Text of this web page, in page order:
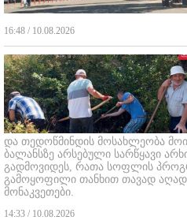
16:48 / 10.08.2026
და თედოწმინდის მოსახლეობა
ბალანსზე არსებული სარწყავი
გადმოვიდეს, რათა სოფლის
გამოყოფილი თანხით თავად
მონაკვეთები.
14:33 / 10.08.2026